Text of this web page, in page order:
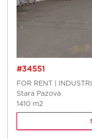
#34551
FOR RENT |
Stara Pazova
1410 m2